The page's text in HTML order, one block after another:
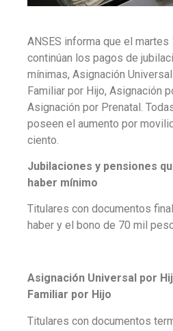
ANSES informa que el martes
continúan los pagos de
mínimas, Asignación
Familiar por Hijo, Asignación
Asignación por Prenatal.
poseen el aumento por
ciento.
Jubilaciones y pensiones
haber mínimo
Titulares con documentos
haber y el bono de 70 mil
Asignación Universal por
Familiar por Hijo
Titulares con documentos